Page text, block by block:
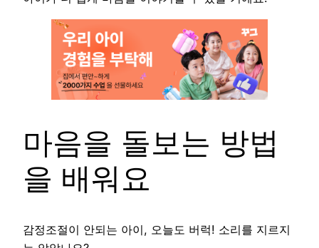
마음을 돌보는 방법
을 배워요
감정조절이 안되는 아이, 오늘도 버럭! 소리를 지르지